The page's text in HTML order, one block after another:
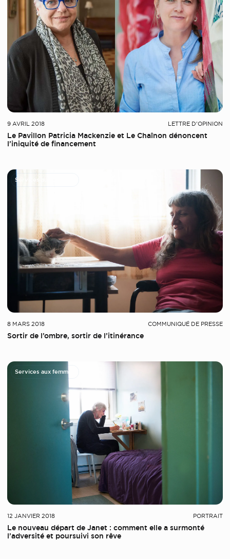
9 AVRIL 2018 LETTRE D'OPINION
Le Pavillon Patricia Mackenzie et Le Chaînon dénoncent
l’iniquité de financement
Services aux femmes
8 MARS 2018 COMMUNIQUÉ DE PRESSE
Sortir de l’ombre, sortir de l’itinérance
Services aux femmes
12 JANVIER 2018 PORTRAIT
Le nouveau départ de Janet : comment elle a surmonté
l’adversité et poursuivi son rêve